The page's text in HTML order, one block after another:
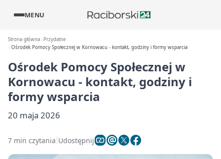
MENU
Strona główna
Przydatne
Ośrodek Pomocy Społecznej w Kornowacu - kontakt, godziny i formy wsparcia
Ośrodek Pomocy Społecznej w
Kornowacu - kontakt, godziny i
formy wsparcia
20 maja 2026
7 min czytania Udostępnij